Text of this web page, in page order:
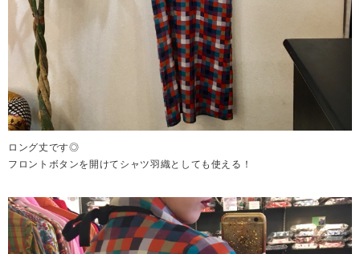
ロング丈です◎
フロントボタンを開けてシャツ羽織としても使える！